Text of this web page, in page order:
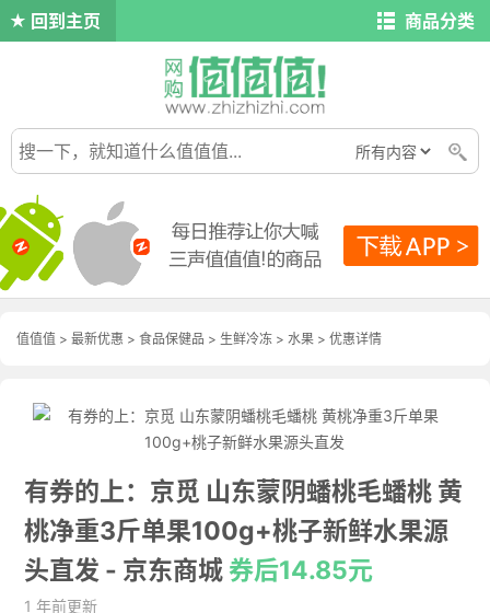
回到主页 商品分类
值值值 > 最新优惠 > 食品保健品 > 生鲜冷冻 > 水果 > 优惠详情
有券的上：京觅 山东蒙阴蟠桃毛蟠桃 黄
桃净重3斤单果100g+桃子新鲜水果源
头直发 - 京东商城 券后14.85元
1 年前更新